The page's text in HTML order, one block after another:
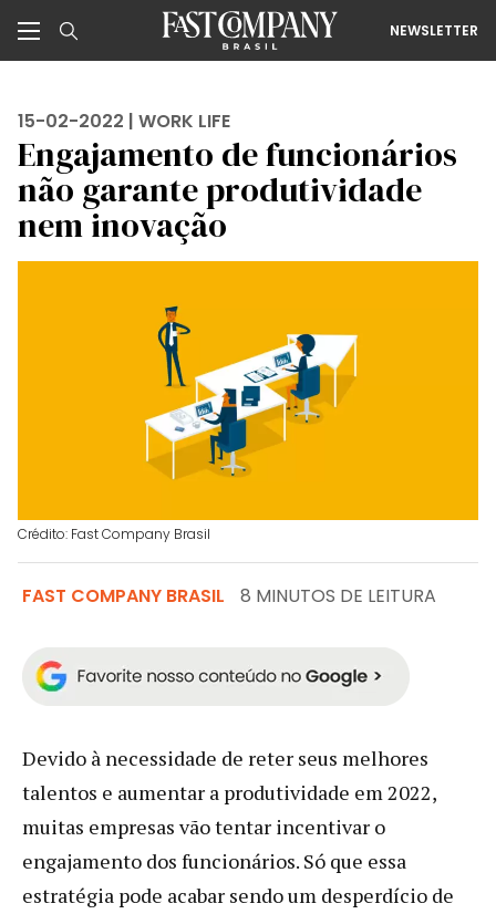
NEWSLETTER
15-02-2022 | WORK LIFE
Engajamento de funcionários
não garante produtividade
nem inovação
Crédito: Fast Company Brasil
FAST COMPANY BRASIL 8 MINUTOS DE LEITURA
Devido à necessidade de reter seus melhores
talentos e aumentar a produtividade em 2022,
muitas empresas vão tentar incentivar o
engajamento dos funcionários. Só que essa
estratégia pode acabar sendo um desperdício de